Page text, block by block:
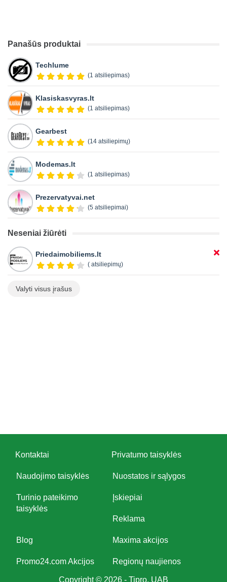
Panašūs produktai
Techlume
(1 atsiliepimas)
Klasiskasvyras.lt
(1 atsiliepimas)
Gearbest
(14 atsiliepimų)
Modemas.lt
(1 atsiliepimas)
Prezervatyvai.net
(5 atsiliepimai)
Neseniai žiūrėti
Priedaimobiliems.lt
( atsiliepimų)
Valyti visus įrašus
Kontaktai Privatumo taisyklės
Naudojimo taisyklės Nuostatos ir sąlygos
Turinio pateikimo
taisyklės
Įskiepiai
Reklama
Blog Maxima akcijos
Promo24.com Akcijos Regionų naujienos
Copyright © 2026 - Tipro, UAB